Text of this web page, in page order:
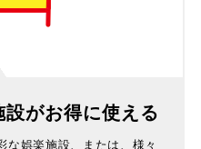
がお得に使える
な娯楽施設、または、様々